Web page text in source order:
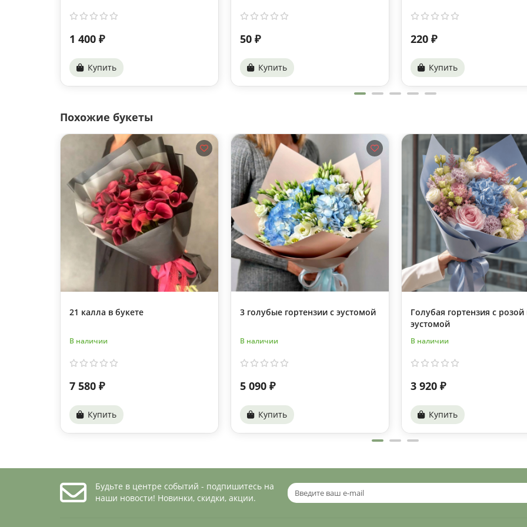
1 400 ₽
Купить
50 ₽
Купить
220 ₽
Купить
Похожие букеты
21 калла в букете
В наличии
7 580 ₽
Купить
3 голубые гортензии с эустомой
В наличии
5 090 ₽
Купить
Голубая гортензия с розой
эустомой
В наличии
3 920 ₽
Купить
Будьте в центре событий - подпишитесь на
наши новости! Новинки, скидки, акции.